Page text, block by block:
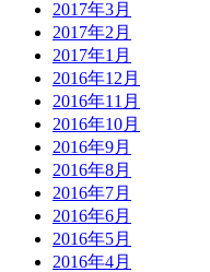
2017年3月
2017年2月
2017年1月
2016年12月
2016年11月
2016年10月
2016年9月
2016年8月
2016年7月
2016年6月
2016年5月
2016年4月